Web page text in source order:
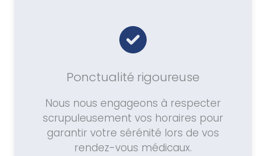
Ponctualité rigoureuse
Nous nous engageons à respecter
scrupuleusement vos horaires pour
garantir votre sérénité lors de vos
rendez-vous médicaux.